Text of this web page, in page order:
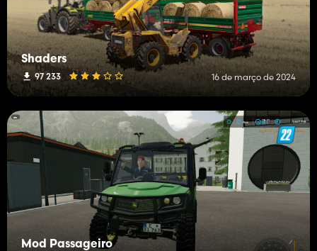
Shaders
97 233 16 de março de 2024
Mod Passageiro